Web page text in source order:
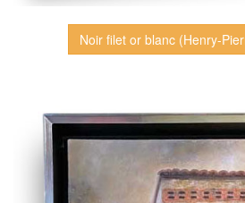
Noir filet or blanc (Henry-